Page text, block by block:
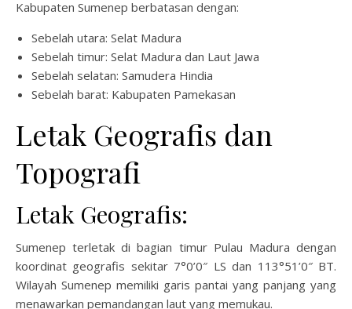
Kabupaten Sumenep berbatasan dengan:
Sebelah utara: Selat Madura
Sebelah timur: Selat Madura dan Laut Jawa
Sebelah selatan: Samudera Hindia
Sebelah barat: Kabupaten Pamekasan
Letak Geografis dan
Topografi
Letak Geografis:
Sumenep terletak di bagian timur Pulau Madura dengan
koordinat geografis sekitar 7°0’0″ LS dan 113°51’0″ BT.
Wilayah Sumenep memiliki garis pantai yang panjang yang
menawarkan pemandangan laut yang memukau.